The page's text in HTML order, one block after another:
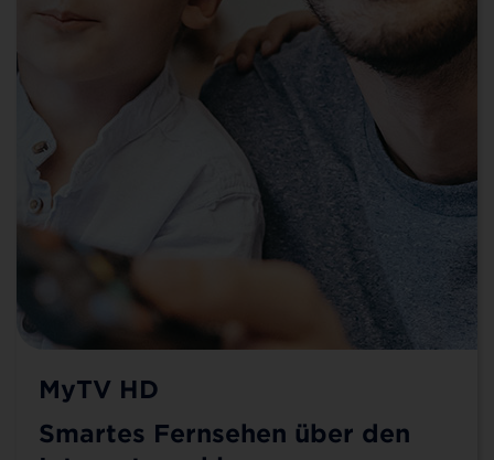
MyTV HD
Smartes Fernsehen über den